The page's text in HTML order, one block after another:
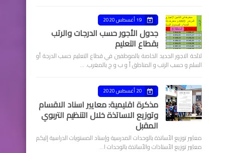
19 أغسطس 2020
جدول الأجور حسب الدرجات والرتب
بقطاع التعليم
لائحة الاجور الجديد الخاصة بالموظفين في قطاع التعليم حسب الدرجة أو
السلم و حسب الرتب و المناطق أ و ب و ج بالمغرب. …
20 أغسطس 2020
مذكرة اقليمية: معايير اسناد الاقسام
وتوزيع الاساتذة خلال التنظيم التربوي
المقبل
معايير توزيع الأساتذة بالوحدات المدرسية وإسناد المستويات الدراسية إليكم
معايير توزيع الأستاذات والأساتذة بالوحدات ا…